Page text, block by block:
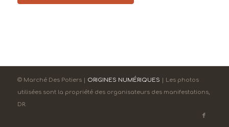
© Marché Des Potiers | ORIGINES NUMÉRIQUES | Les photos
utilisées sont la propriété des organisateurs des manifestations,
DR.